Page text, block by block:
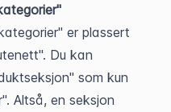
Du kan
som kun
Altså, en seksjon